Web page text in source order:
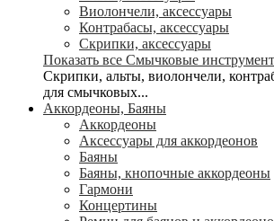
Виолончели, аксессуары
Контрабасы, аксессуары
Скрипки, аксессуары
Показать все Смычковые
Скрипки, альты, виолончели,
для смычковых...
Аккордеоны, Баяны
Аккордеоны
Аксессуары для аккордеонов
Баяны
Баяны, кнопочные аккордеоны
Гармони
Концертины